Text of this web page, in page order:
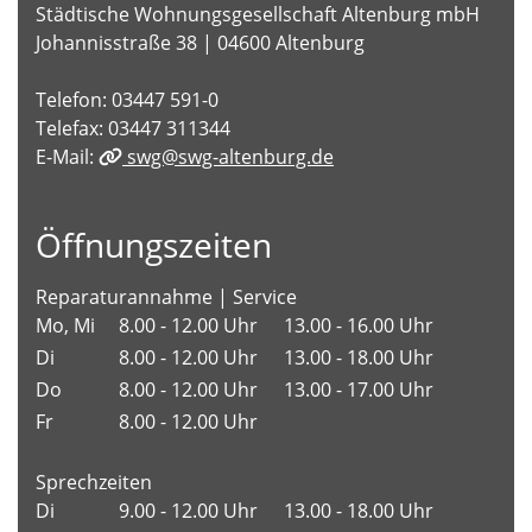
Städtische Wohnungsgesellschaft Altenburg mbH
Johannisstraße 38 | 04600 Altenburg
Telefon: 03447 591-0
Telefax: 03447 311344
E-Mail:
swg@swg-altenburg.de
Öffnungszeiten
Reparaturannahme | Service
Mo, Mi
8.00 - 12.00 Uhr
13.00 - 16.00 Uhr
Di
8.00 - 12.00 Uhr
13.00 - 18.00 Uhr
Do
8.00 - 12.00 Uhr
13.00 - 17.00 Uhr
Fr
8.00 - 12.00 Uhr
Sprechzeiten
Di
9.00 - 12.00 Uhr
13.00 - 18.00 Uhr